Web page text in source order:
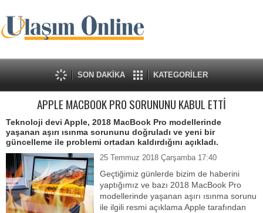
SON DAKİKA KATEGORİLER
APPLE MACBOOK PRO SORUNUNU KABUL ETTİ
Teknoloji devi Apple, 2018 MacBook Pro modellerinde
yaşanan aşırı ısınma sorununu doğruladı ve yeni bir
güncelleme ile problemi ortadan kaldırdığını açıkladı.
25 Temmuz 2018 Çarşamba 17:40
Geçtiğimiz günlerde bizim de haberini
yaptığımız ve bazı 2018 MacBook Pro
modellerinde yaşanan aşırı ısınma sorunu
ile ilgili resmi açıklama Apple tarafından